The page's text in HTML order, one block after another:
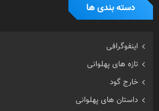
دسته بندی ها
اینفوگرافی
تازه های پهلوانی
خارج گود
داستان های پهلوانی